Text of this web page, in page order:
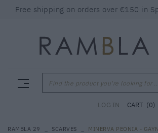
Free shipping on orders over €150 in
Find the product you're looking for ...
LOG IN CART (0)
RAMBLA 29 SCARVES MINERVA PEONIA -